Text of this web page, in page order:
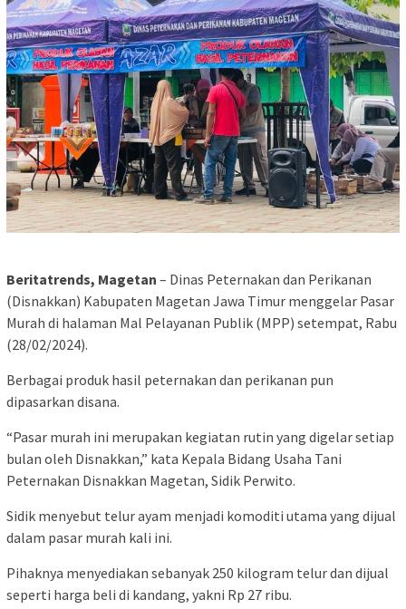
Beritatrends, Magetan – Dinas Peternakan dan Perikanan
(Disnakkan) Kabupaten Magetan Jawa Timur menggelar Pasar
Murah di halaman Mal Pelayanan Publik (MPP) setempat, Rabu
(28/02/2024).
Berbagai produk hasil peternakan dan perikanan pun
dipasarkan disana.
“Pasar murah ini merupakan kegiatan rutin yang digelar setiap
bulan oleh Disnakkan,” kata Kepala Bidang Usaha Tani
Peternakan Disnakkan Magetan, Sidik Perwito.
Sidik menyebut telur ayam menjadi komoditi utama yang dijual
dalam pasar murah kali ini.
Pihaknya menyediakan sebanyak 250 kilogram telur dan dijual
seperti harga beli di kandang, yakni Rp 27 ribu.